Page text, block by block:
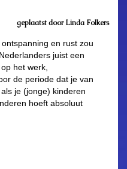
geplaatst doorLinda Folkers
en rust zou
juist een
het werk,
de periode dat je van
je (jonge) kinderen
hoeft absoluut